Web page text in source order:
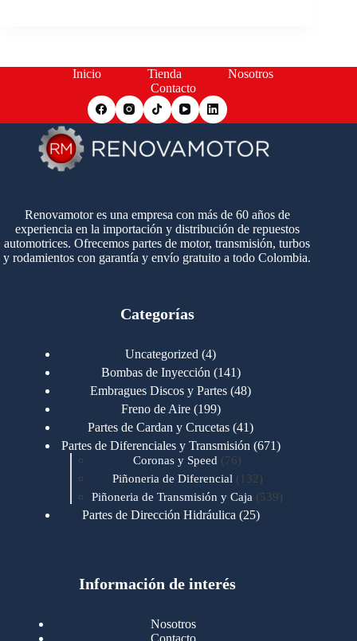
Inicio Tienda
Nosotros
Contacto
Renovamotor es una empresa con más de 60 años de
experiencia en la importación y distribución de repuestos
automotrices. Ofrecemos partes de motor, transmisión, turbos
y rodamientos con garantía y envío gratuito a todo Colombia.
Categorías
Uncategorized 44
productos
Bombas de Inyección 141141
productos
Embragues Discos y Partes 4848
Freno de Aire 199199
productos
Partes de Cardan y Crucetas 4141
productos
Partes de Diferenciales y Transmisión 671671
Coronas y Speed 7676
productos
Piñoneria de Diferencial 132 132
productos
Piñoneria de Transmisión y Caja 539539
Partes de Dirección Hidráulica 2525
Motores Cummins 723
Cummins B/C 855
Información de interés
Nosotros
Contacto